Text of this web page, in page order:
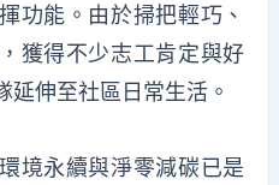
功能。由於掃把輕巧、
獲得不少志工肯定與好
延伸至社區日常生活。
境永續與淨零減碳已是